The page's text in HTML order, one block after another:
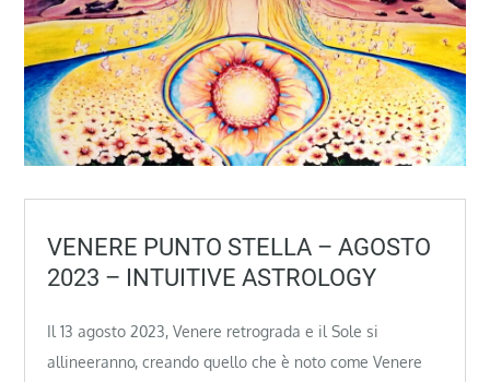
VENERE PUNTO STELLA – AGOSTO
2023 – INTUITIVE ASTROLOGY
Il 13 agosto 2023, Venere retrograda e il Sole si
allineeranno, creando quello che è noto come Venere